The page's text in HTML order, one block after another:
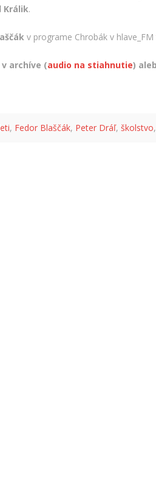
Králik.
v programe Chrobák v hlave_FM
archíve (audio na stiahnutie)
, Fedor Blaščák, Peter Dráľ,školstvo